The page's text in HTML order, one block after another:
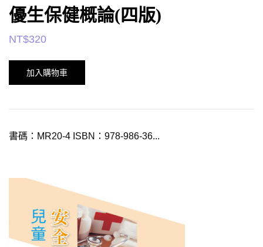
優生保健概論(四版)
NT$320
加入購物車
書碼：MR20-4 ISBN：978-986-36...